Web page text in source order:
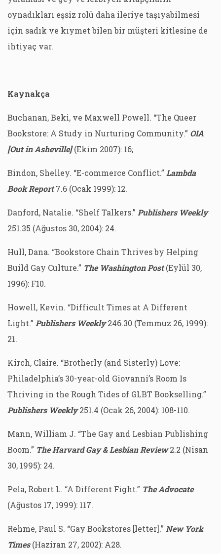
oynadıkları eşsiz rolü daha ileriye taşıyabilmesi
için sadık ve kıymet bilen bir müşteri kitlesine de
ihtiyaç var.
Kaynakça
Buchanan, Beki, ve Maxwell Powell. “The Queer
Bookstore: A Study in Nurturing Community.” OIA
[Out in Asheville](Ekim 2007): 16;
Bindon, Shelley. “E-commerce Conflict.” Lambda
Book Report7.6 (Ocak 1999): 12.
Danford, Natalie. “Shelf Talkers.” Publishers Weekly
251.35 (Ağustos 30, 2004): 24.
Hull, Dana. “Bookstore Chain Thrives by Helping
Build Gay Culture.” The Washington Post(Eylül 30,
1996): F10.
Howell, Kevin. “Difficult Times at A Different
Light.” Publishers Weekly246.30 (Temmuz 26, 1999):
21.
Kirch, Claire. “Brotherly (and Sisterly) Love:
Philadelphia’s 30-year-old Giovanni’s Room Is
Thriving in the Rough Tides of GLBT Bookselling.”
Publishers Weekly251.4 (Ocak 26, 2004): 108-110.
Mann, William J. “The Gay and Lesbian Publishing
Boom.” The Harvard Gay & Lesbian Review2.2 (Nisan
30, 1995): 24.
Pela, Robert L. “A Different Fight.” The Advocate
(Ağustos 17, 1999): 117.
Rehme, Paul S. “Gay Bookstores [letter].” New York
Times(Haziran 27, 2002): A28.